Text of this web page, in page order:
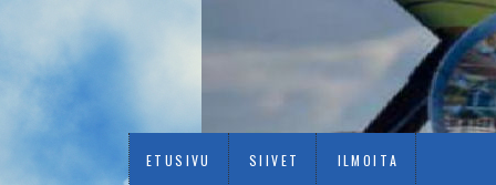
ETUSIVU SIIVET ILMOITA